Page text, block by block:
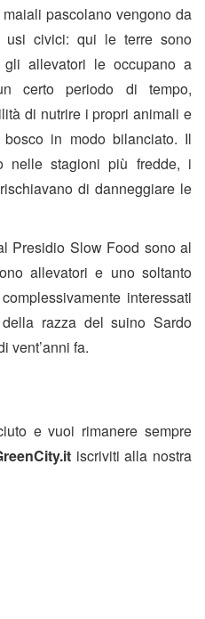
pascolano vengono da
usi civici: qui le terre sono
allevatori le occupano a
certo periodo di tempo,
di nutrire i propri animali e
in modo bilanciato. Il
nelle stagioni più fredde, i
di danneggiare le
Presidio Slow Food sono al
allevatori e uno soltanto
interessati
razza del suino Sardo
vent’anni fa.
e vuoi rimanere sempre
iscriviti alla nostra